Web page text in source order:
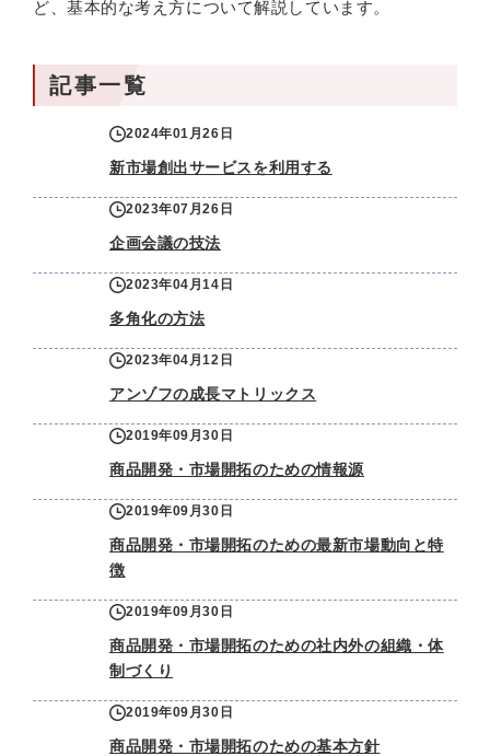
ど、基本的な考え方について解説しています。
記事一覧
2024年01月26日
新市場創出サービスを利用する
2023年07月26日
企画会議の技法
2023年04月14日
多角化の方法
2023年04月12日
アンゾフの成長マトリックス
2019年09月30日
商品開発・市場開拓のための情報源
2019年09月30日
商品開発・市場開拓のための最新市場動向と特
徴
2019年09月30日
商品開発・市場開拓のための社内外の組織・体
制づくり
2019年09月30日
商品開発・市場開拓のための基本方針